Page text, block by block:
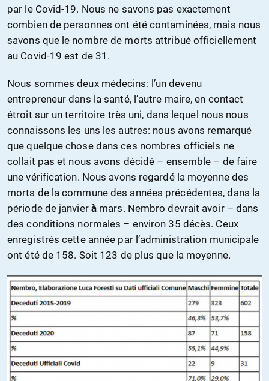
par le Covid-19. Nous ne savons pas exactement
combien de personnes ont été contaminées, mais nous
savons que le nombre de morts attribué officiellement
au Covid-19 est de 31.
Nous sommes deux médecins: l’un devenu
entrepreneur dans la santé, l’autre maire, en contact
étroit sur un territoire très uni, dans lequel nous nous
connaissons les uns les autres: nous avons remarqué
que quelque chose dans ces nombres officiels ne
collait pas et nous avons décidé – ensemble – de faire
une vérification. Nous avons regardé la moyenne des
morts de la commune des années précédentes, dans la
période de janvier à mars. Nembro devrait avoir – dans
des conditions normales – environ 35 décès. Ceux
enregistrés cette année par l’administration municipale
ont été de 158. Soit 123 de plus que la moyenne.